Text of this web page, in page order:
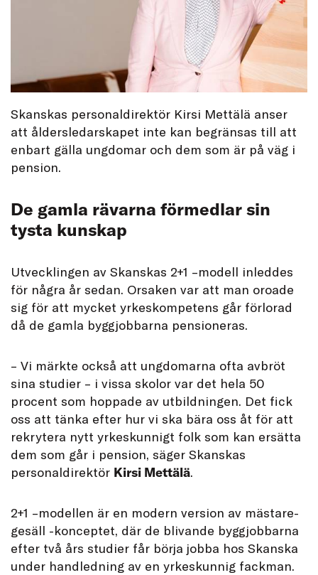
Skanskas personaldirektör Kirsi Mettälä anser
att åldersledarskapet inte kan begränsas till att
enbart gälla ungdomar och dem som är på väg i
pension.
De gamla rävarna förmedlar sin
tysta kunskap
Utvecklingen av Skanskas 2+1 –modell inleddes
för några år sedan. Orsaken var att man oroade
sig för att mycket yrkeskompetens går förlorad
då de gamla byggjobbarna pensioneras.
– Vi märkte också att ungdomarna ofta avbröt
sina studier – i vissa skolor var det hela 50
procent som hoppade av utbildningen. Det fick
oss att tänka efter hur vi ska bära oss åt för att
rekrytera nytt yrkeskunnigt folk som kan ersätta
dem som går i pension, säger Skanskas
personaldirektör Kirsi Mettälä.
2+1 –modellen är en modern version av mästare-
gesäll -konceptet, där de blivande byggjobbarna
efter två års studier får börja jobba hos Skanska
under handledning av en yrkeskunnig fackman.